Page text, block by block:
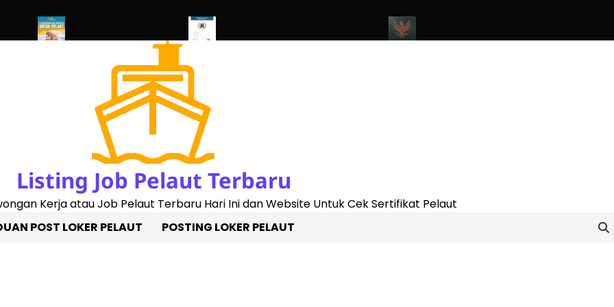
Listing Job Pelaut Terbaru
Kerja atau Job Pelaut Terbaru Hari Ini dan Website Untuk Cek Sertifikat Pelaut
POST LOKER PELAUT POSTING LOKER PELAUT